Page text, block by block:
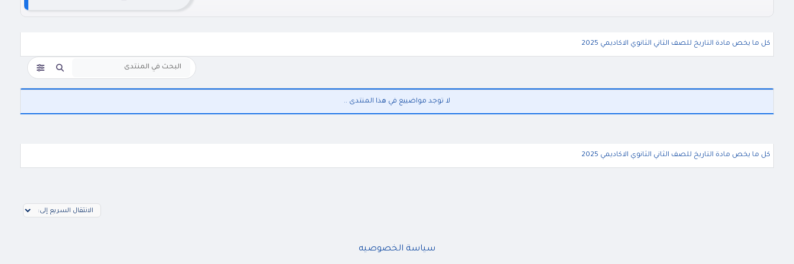
كل ما يخص مادة التاريخ للصف الثاني الثانوي الاكاديمي 2025
لا توجد مواضييع في هذا المنتدى ..
كل ما يخص مادة التاريخ للصف الثاني الثانوي الاكاديمي 2025
سياسة الخصوصيه